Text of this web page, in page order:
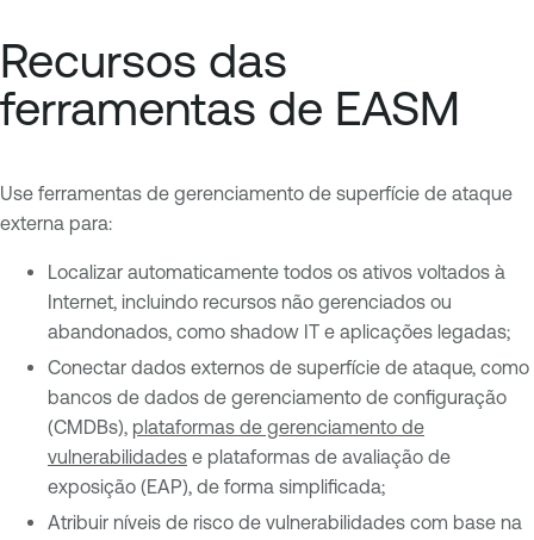
Recursos das
ferramentas de EASM
Use ferramentas de gerenciamento de superfície de ataque
externa para:
Localizar automaticamente todos os ativos voltados à
Internet, incluindo recursos não gerenciados ou
abandonados, como shadow IT e aplicações legadas;
Conectar dados externos de superfície de ataque, como
bancos de dados de gerenciamento de configuração
(CMDBs), plataformas de gerenciamento de
vulnerabilidades e plataformas de avaliação de
exposição (EAP), de forma simplificada;
Atribuir níveis de risco de vulnerabilidades com base na